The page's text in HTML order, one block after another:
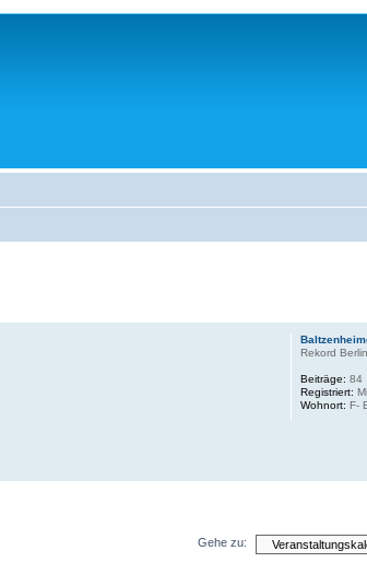
Rekord
Beiträge: 84
Registriert:
Wohnort: F-
Gehe zu: